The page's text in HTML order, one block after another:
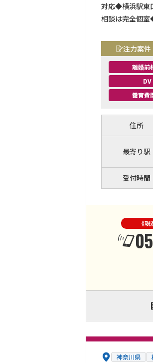
対応◆横浜駅東
相談は完全個
注力案件
離婚前
DV
養育費
住所
最寄り駅
受付時間
《
神奈川県